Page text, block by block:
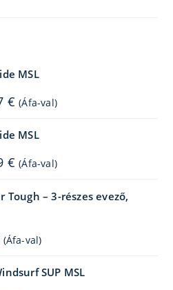
MSL
€.
€ Current
price
(Áfa-val)
MSL
€.
€ Current
price
879 €.
(Áfa-val)
Tough – 3-részes evező,
Current
price
97 €.
(Áfa-val)
SUP MSL